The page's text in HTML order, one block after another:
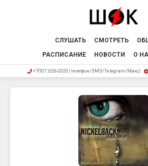
СЛУШАТЬ СМОТРЕТЬ
РАСПИСАНИЕ
НОВОСТИ О
+7(921)326-2020 (телефон/SMS/Telegram/Макс)